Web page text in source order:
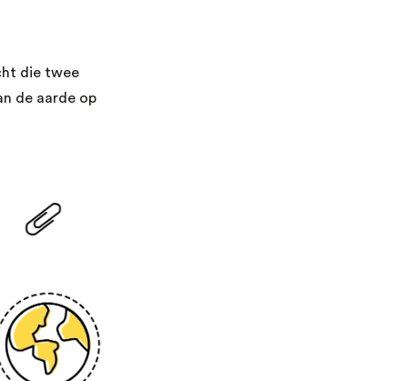
die twee
de aarde op